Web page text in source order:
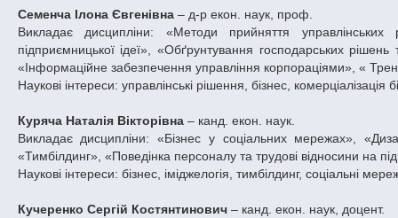
Семенча Ілона Євгенівна– д-р екон. наук, проф.
Викладає дисципліни: «Методи прийняття управлінських
підприємницької ідеї», «Обґрунтування господарських
«Інформаційне забезпечення управління корпораціями», «
Наукові інтереси: управлінські рішення, бізнес,
Куряча Наталія Вікторівна– канд. екон. наук.
Викладає дисципліни: «Бізнес у соціальних мережах»,
«Тимбілдинг», «Поведінка персоналу та трудові відносини на
Наукові інтереси: бізнес, іміджелогія, тимбілдинг, соціальні
Кучеренко Сергій Костянтинович– канд. екон. наук, доцент.